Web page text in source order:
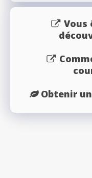
Vous
Obtenir